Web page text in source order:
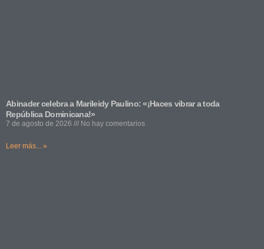
Abinader celebra a Marileidy Paulino: «¡Haces vibrar a toda
República Dominicana!»
7 de agosto de 2026 No hay comentarios
Leer más... »